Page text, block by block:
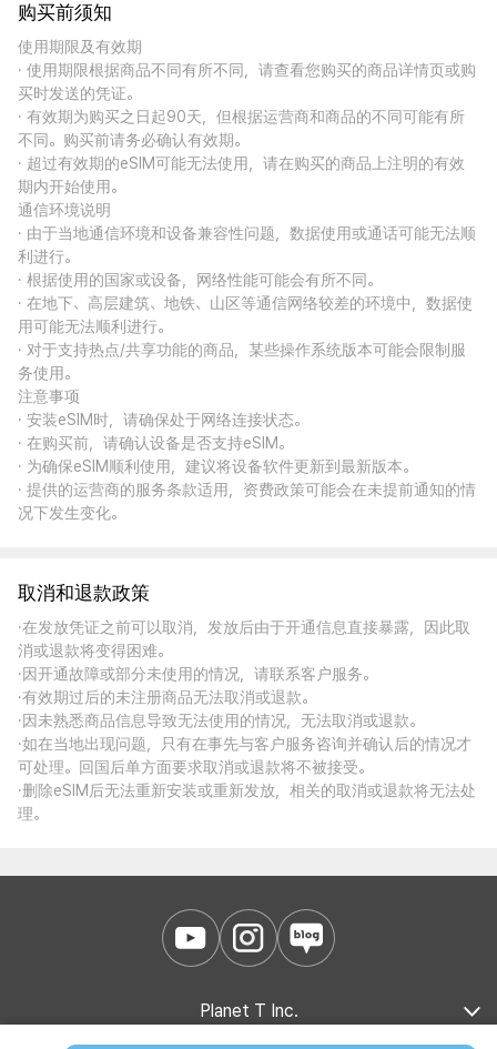
购买前须知
使用期限及有效期
· 使用期限根据商品不同有所不同，请查看您购买的商品详情页或购
买时发送的凭证。
· 有效期为购买之日起90天，但根据运营商和商品的不同可能有所
不同。购买前请务必确认有效期。
· 超过有效期的eSIM可能无法使用，请在购买的商品上注明的有效
期内开始使用。
通信环境说明
· 由于当地通信环境和设备兼容性问题，数据使用或通话可能无法顺
利进行。
· 根据使用的国家或设备，网络性能可能会有所不同。
· 在地下、高层建筑、地铁、山区等通信网络较差的环境中，数据使
用可能无法顺利进行。
· 对于支持热点/共享功能的商品，某些操作系统版本可能会限制服
务使用。
注意事项
· 安装eSIM时，请确保处于网络连接状态。
· 在购买前，请确认设备是否支持eSIM。
· 为确保eSIM顺利使用，建议将设备软件更新到最新版本。
· 提供的运营商的服务条款适用，资费政策可能会在未提前通知的情
况下发生变化。
取消和退款政策
·在发放凭证之前可以取消，发放后由于开通信息直接暴露，因此取
消或退款将变得困难。
·因开通故障或部分未使用的情况，请联系客户服务。
·有效期过后的未注册商品无法取消或退款。
·因未熟悉商品信息导致无法使用的情况，无法取消或退款。
·如在当地出现问题，只有在事先与客户服务咨询并确认后的情况才
可处理。回国后单方面要求取消或退款将不被接受。
·删除eSIM后无法重新安装或重新发放，相关的取消或退款将无法处
理。
Planet T Inc.